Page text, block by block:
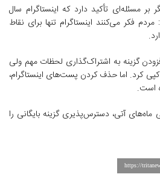
مسئله‌ای تأکید دارد که اینستاگرام سال
فکر می‌کنند اینستاگرام تنها برای نقاط
گزینه به اشتراک‌گذاری لحظات مهم ولی
کرد. اما حذف کردن پست‌های اینستاگرام،
است.
آتی، دسترس‌پذیری گزینه بایگانی را
https://